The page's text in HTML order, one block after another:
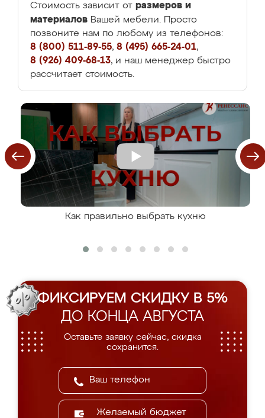
Стоимость зависит от размеров и
материалов Вашей мебели. Просто
позвоните нам по любому из телефонов:
8 (800) 511-89-55, 8 (495) 665-24-01,
8 (926) 409-68-13, и наш менеджер быстро
рассчитает стоимость.
Как правильно выбрать кухню
ФИКСИРУЕМ СКИДКУ В 5%
ДО КОНЦА АВГУСТА
Оставьте заявку сейчас, скидка
сохранится.
Желаемый бюджет